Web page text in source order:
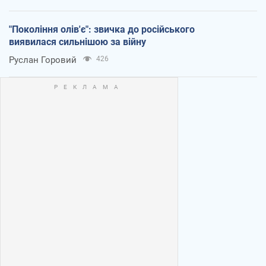
"Покоління олів'є": звичка до російського
виявилася сильнішою за війну
Руслан Горовий 426